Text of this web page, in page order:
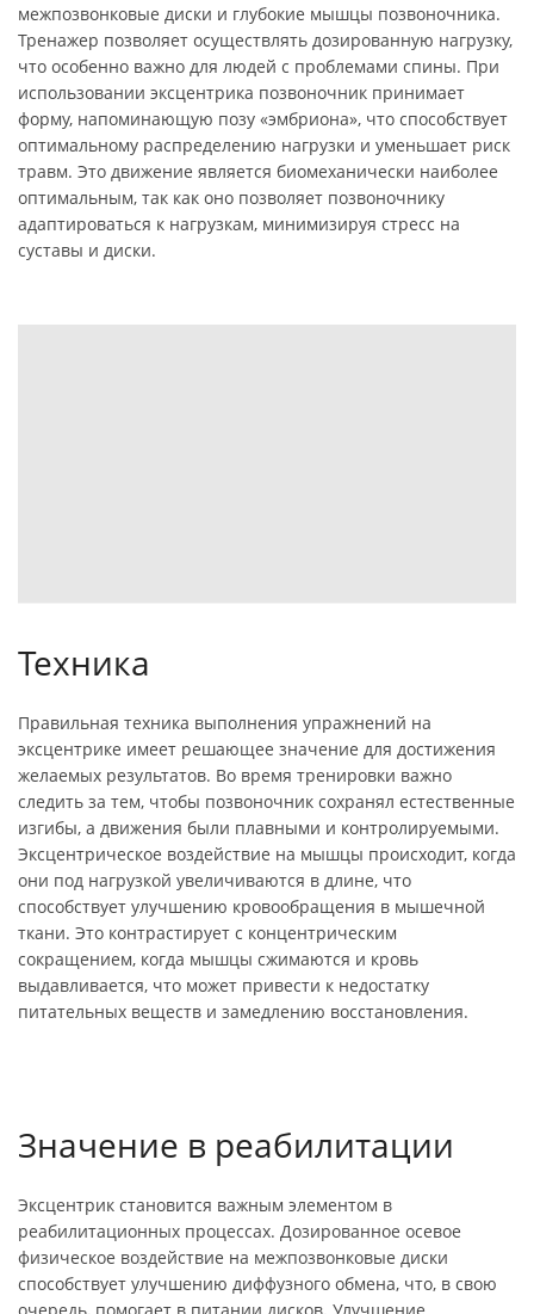
межпозвонковые диски и глубокие мышцы позвоночника.
Тренажер позволяет осуществлять дозированную нагрузку,
что особенно важно для людей с проблемами спины. При
использовании эксцентрика позвоночник принимает
форму, напоминающую позу «эмбриона», что способствует
оптимальному распределению нагрузки и уменьшает риск
травм. Это движение является биомеханически наиболее
оптимальным, так как оно позволяет позвоночнику
адаптироваться к нагрузкам, минимизируя стресс на
суставы и диски.
Техника
Правильная техника выполнения упражнений на
эксцентрике имеет решающее значение для достижения
желаемых результатов. Во время тренировки важно
следить за тем, чтобы позвоночник сохранял естественные
изгибы, а движения были плавными и контролируемыми.
Эксцентрическое воздействие на мышцы происходит, когда
они под нагрузкой увеличиваются в длине, что
способствует улучшению кровообращения в мышечной
ткани. Это контрастирует с концентрическим
сокращением, когда мышцы сжимаются и кровь
выдавливается, что может привести к недостатку
питательных веществ и замедлению восстановления.
Значение в реабилитации
Эксцентрик становится важным элементом в
реабилитационных процессах. Дозированное осевое
физическое воздействие на межпозвонковые диски
способствует улучшению диффузного обмена, что, в свою